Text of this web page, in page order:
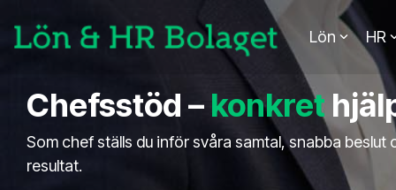
Lön HR
Testing 1
Sub Nav 1
Sub Nav 2
Column
Testing 1
Sub Nav 1
Sub Nav 2
Testing 1
Sub Nav 1
Sub Nav 2
Column
Testing 1
Sub Nav 1
Sub Nav 2
Chefsstöd – konkret
Som chef ställs du inför svåra samtal, snabba
resultat.